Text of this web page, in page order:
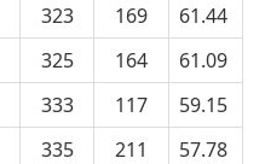
323 169
61.44
325 164
61.09
333 117
59.15
335 211
57.78